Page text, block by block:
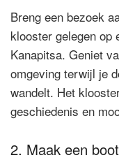
Breng een bezoek
klooster gelegen op
Kanapitsa. Geniet
omgeving terwijl je
wandelt. Het
geschiedenis en
2. Maak een